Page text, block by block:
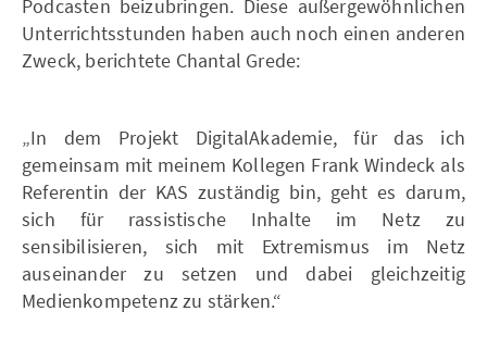
Podcasten beizubringen. Diese außergewöhnlichen
Unterrichtsstunden haben auch noch einen anderen
Zweck, berichtete Chantal Grede:
„In dem Projekt DigitalAkademie, für das ich
gemeinsam mit meinem Kollegen Frank Windeck als
Referentin der KAS zuständig bin, geht es darum,
sich für rassistische Inhalte im Netz zu
sensibilisieren, sich mit Extremismus im Netz
auseinander zu setzen und dabei gleichzeitig
Medienkompetenz zu stärken.“